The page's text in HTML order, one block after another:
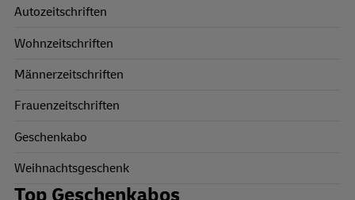
Autozeitschriften
Wohnzeitschriften
Männerzeitschriften
Frauenzeitschriften
Geschenkabo
Weihnachtsgeschenk